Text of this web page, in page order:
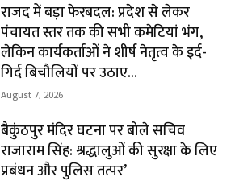
राजद में बड़ा फेरबदल: प्रदेश से लेकर
पंचायत स्तर तक की सभी कमेटियां भंग,
लेकिन कार्यकर्ताओं ने शीर्ष नेतृत्व के इर्द-
गिर्द बिचौलियों पर उठाए...
August 7, 2026
बैकुंठपुर मंदिर घटना पर बोले सचिव
राजाराम सिंह: श्रद्धालुओं की सुरक्षा के लिए
प्रबंधन और पुलिस तत्पर’